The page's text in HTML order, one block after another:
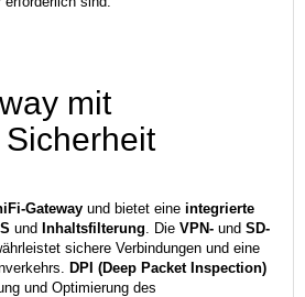
mit
Gateway und bietet eine integrierte
und Inhaltsfilterung . Die VPN- und SD-
sichere Verbindungen und eine
DPI (Deep Packet Inspection)
und Optimierung des